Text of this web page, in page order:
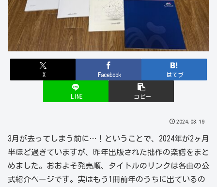
X Facebook はてブ
LINE コピー
2024.03.19
3月が去ってしまう前に…！ということで、2024年が2ヶ月
半ほど過ぎていますが、昨年出版された拙作の楽譜をまと
めました。おおよそ発売順、タイトルのリンクは各曲の公
式紹介ページです。実はもう1冊前年のうちに出ているの